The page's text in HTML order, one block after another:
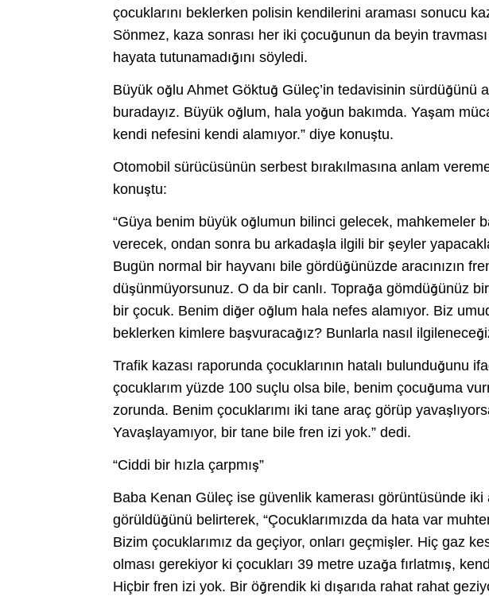
çocuklarını beklerken polisin kendilerini araması sonucu
Sönmez, kaza sonrası her iki çocuğunun da beyin
hayata tutunamadığını söyledi.
Büyük oğlu Ahmet Göktuğ Güleç’in tedavisinin sürdüğünü
buradayız. Büyük oğlum, hala yoğun bakımda. Yaşam
kendi nefesini kendi alamıyor.” diye konuştu.
Otomobil sürücüsünün serbest bırakılmasına anlam
konuştu:
“Güya benim büyük oğlumun bilinci gelecek, mahkemeler
verecek, ondan sonra bu arkadaşla ilgili bir şeyler
Bugün normal bir hayvanı bile gördüğünüzde aracınızın
düşünmüyorsunuz. O da bir canlı. Toprağa gömdüğünüz
bir çocuk. Benim diğer oğlum hala nefes alamıyor. Biz
beklerken kimlere başvuracağız? Bunlarla nasıl
Trafik kazası raporunda çocuklarının hatalı bulunduğunu
çocuklarım yüzde 100 suçlu olsa bile, benim çocuğuma
zorunda. Benim çocuklarımı iki tane araç görüp
Yavaşlayamıyor, bir tane bile fren izi yok.” dedi.
“Ciddi bir hızla çarpmış”
Baba Kenan Güleç ise güvenlik kamerası görüntüsünde iki
görüldüğünü belirterek, “Çocuklarımızda da hata var
Bizim çocuklarımız da geçiyor, onları geçmişler. Hiç gaz
olması gerekiyor ki çocukları 39 metre uzağa fırlatmış,
Hiçbir fren izi yok. Bir öğrendik ki dışarıda rahat rahat